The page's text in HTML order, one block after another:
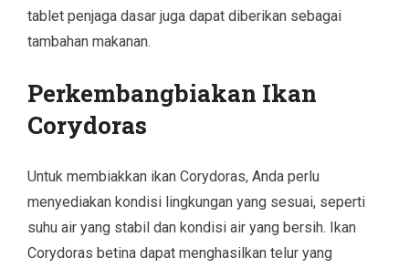
tablet penjaga dasar juga dapat diberikan sebagai
tambahan makanan.
Perkembangbiakan Ikan
Corydoras
Untuk membiakkan ikan Corydoras, Anda perlu
menyediakan kondisi lingkungan yang sesuai, seperti
suhu air yang stabil dan kondisi air yang bersih. Ikan
Corydoras betina dapat menghasilkan telur yang